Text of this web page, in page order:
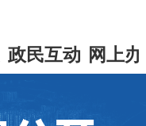
政民互动 网上